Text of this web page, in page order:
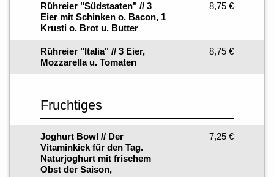
Rühreier "Südstaaten" // 3
Eier mit Schinken o. Bacon, 1
Krusti o. Brot u. Butter
8,75 €
Rühreier "Italia" // 3 Eier,
Mozzarella u. Tomaten
8,75 €
Fruchtiges
Joghurt Bowl // Der
Vitaminkick für den Tag.
Naturjoghurt mit frischem
Obst der Saison,
7,25 €